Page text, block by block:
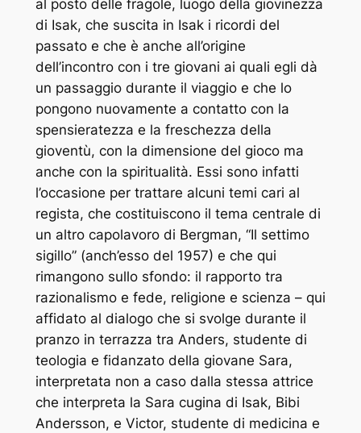
al posto delle fragole, luogo della giovinezza
di Isak, che suscita in Isak i ricordi del
passato e che è anche all’origine
dell’incontro con i tre giovani ai quali egli dà
un passaggio durante il viaggio e che lo
pongono nuovamente a contatto con la
spensieratezza e la freschezza della
gioventù, con la dimensione del gioco ma
anche con la spiritualità. Essi sono infatti
l’occasione per trattare alcuni temi cari al
regista, che costituiscono il tema centrale di
un altro capolavoro di Bergman, “Il settimo
sigillo” (anch’esso del 1957) e che qui
rimangono sullo sfondo: il rapporto tra
razionalismo e fede, religione e scienza – qui
affidato al dialogo che si svolge durante il
pranzo in terrazza tra Anders, studente di
teologia e fidanzato della giovane Sara,
interpretata non a caso dalla stessa attrice
che interpreta la Sara cugina di Isak, Bibi
Andersson, e Victor, studente di medicina e